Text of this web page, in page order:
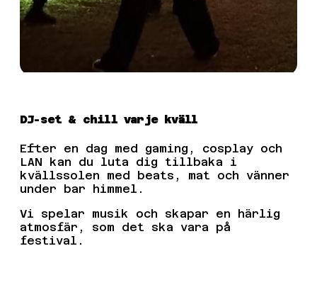
DJ-set & chill varje kväll
Efter en dag med gaming, cosplay och
LAN kan du luta dig tillbaka i
kvällssolen med beats, mat och vänner
under bar himmel.
Vi spelar musik och skapar en härlig
atmosfär, som det ska vara på
festival.